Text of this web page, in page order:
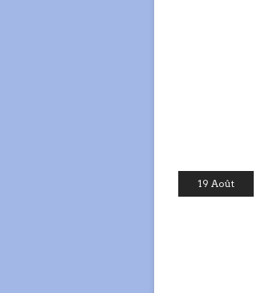
19 Août